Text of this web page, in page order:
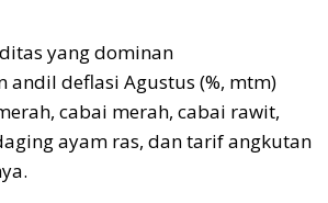
yang dominan
andil deflasi Agustus (%, mtm)
cabai merah, cabai rawit,
ayam ras, dan tarif angkutan